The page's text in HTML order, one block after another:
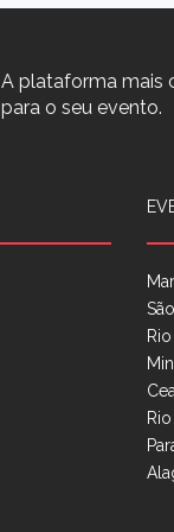
A plataforma mais
para o seu evento.